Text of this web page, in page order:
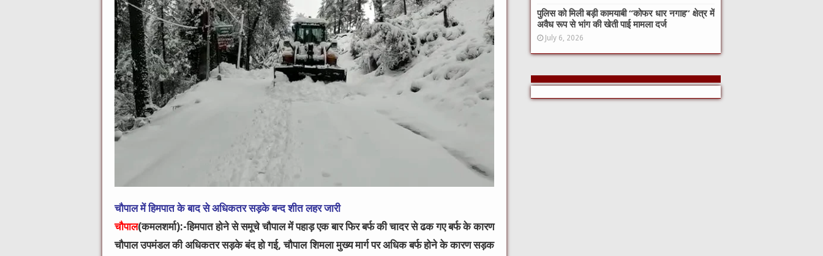
चौपाल में हिमपात के बाद से अधिकतर सड़के बन्द शीत लहर जारी
चौपाल(कमलशर्मा):-हिमपात होने से समूचे चौपाल में पहाड़ एक बार फिर बर्फ की चादर से ढक गए बर्फ के कारण
चौपाल उपमंडल की अधिकतर सड़के बंद हो गई, चौपाल शिमला मुख्य मार्ग पर अधिक बर्फ होने के कारण सड़क
पुलिस को मिली बड़ी कामयाबी “कोफर धार नगाह” क्षेत्र में
अवैध रूप से भांग की खेती पाई मामला दर्ज
July 6, 2026